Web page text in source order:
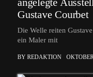
Gustave Courbet
Die Welle reiten
ein Maler mit
BY REDAKTION